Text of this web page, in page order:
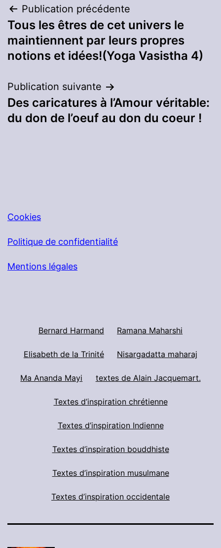
Navigation
de
l’article
Publication précédente
Tous les êtres de cet univers le
maintiennent par leurs propres
notions et idées!(Yoga Vasistha 4)
Publication suivante
Des caricatures à l’Amour véritable:
du don de l’oeuf au don du coeur !
Cookies
Politique de confidentialité
Mentions légales
Bernard Harmand Ramana Maharshi
Elisabeth de la Trinité Nisargadatta maharaj
Ma Ananda Mayi textes de Alain Jacquemart.
Textes d’inspiration chrétienne
Textes d’inspiration Indienne
Textes d’inspiration bouddhiste
Textes d’inspiration musulmane
Textes d’inspiration occidentale